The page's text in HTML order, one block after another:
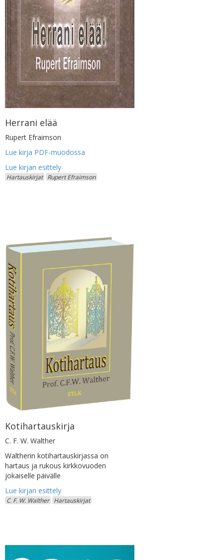
Herrani elää
Rupert Efraimson
Lue kirja PDF-muodossa
Hartauskirjat Rupert Efraimson
Kotihartauskirja
C. F. W. Walther
Waltherin kotihartauskirjassa on
hartaus ja rukous kirkkovuoden
jokaiselle päivälle
C. F. W. Walther Hartauskirjat